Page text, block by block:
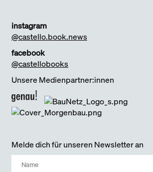
instagram
@castello.book.news
facebook
@castellobooks
Unsere Medienpartner:innen
Melde dich für unseren Newsletter an